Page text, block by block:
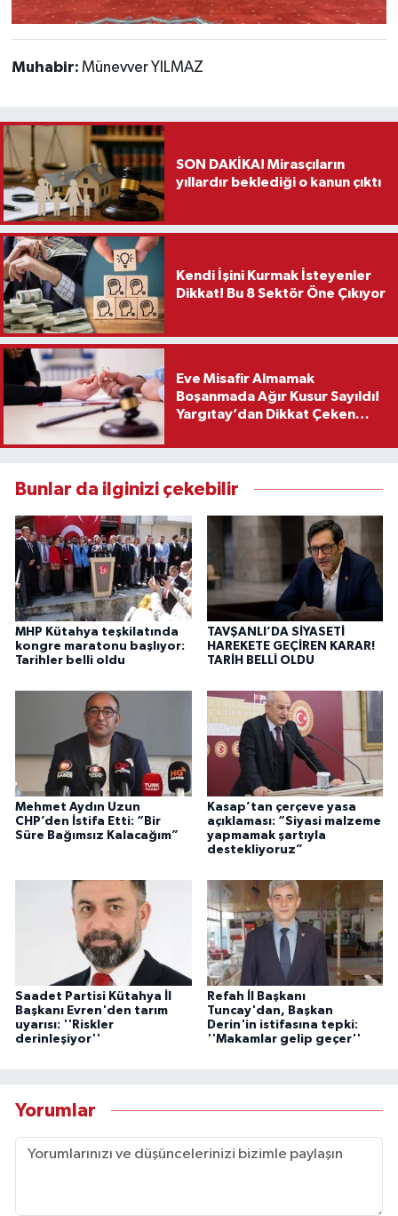
Muhabir: Münevver YILMAZ
SON DAKİKA! Mirasçıların
yıllardır beklediği o kanun çıktı
Kendi İşini Kurmak İsteyenler
Dikkat! Bu 8 Sektör Öne Çıkıyor
Eve Misafir Almamak
Boşanmada Ağır Kusur Sayıldı!
Yargıtay’dan Dikkat Çeken
Bunlar da ilginizi çekebilir
MHP Kütahya teşkilatında
kongre maratonu başlıyor:
Tarihler belli oldu
TAVŞANLI’DA SİYASETİ
HAREKETE GEÇİREN KARAR!
TARİH BELLİ OLDU
Mehmet Aydın Uzun
CHP’den İstifa Etti: “Bir
Süre Bağımsız Kalacağım”
Kasap’tan çerçeve yasa
açıklaması: “Siyasi malzeme
yapmamak şartıyla
destekliyoruz”
Saadet Partisi Kütahya İl
Başkanı Evren'den tarım
uyarısı: ''Riskler
derinleşiyor''
Refah İl Başkanı
Tuncay'dan, Başkan
Derin'in istifasına tepki:
''Makamlar gelip geçer''
Yorumlar